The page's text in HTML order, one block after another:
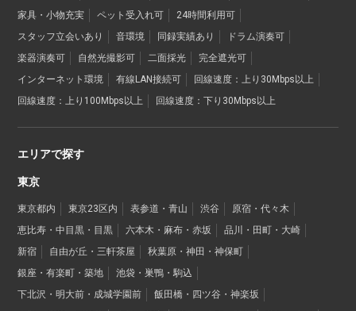
家具・小物充実
ペット受入れ可
24時間利用可
スタッフ立会いあり
音環境 同録実績あり
ドラム演奏可
楽器演奏可
自然光撮影可 二面採光
完全遮光可
インターネット環境
有線LAN接続可
回線速度：上り30Mbps以上
回線速度：上り100Mbps以上
回線速度：下り30Mbps以上
エリアで探す
東京
東京都内 東京23区内 表参道・青山 渋谷
原宿・代々木
恵比寿・中目黒・目黒
六本木・麻布・赤坂
品川・田町・大崎
新宿
自由が丘・三軒茶屋
秋葉原・神田・神保町
銀座・有楽町・築地
池袋・巣鴨・駒込
下北沢・明大前・成城学園前
飯田橋・四ツ谷・神楽坂